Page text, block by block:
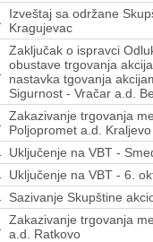
Izveštaj sa održane
Kragujevac
Zaključak o ispravci
obustave trgovanja
nastavka tgovanja
Sigurnost - Vračar a.d.
Zakazivanje trgovanja
Poljopromet a.d. Kraljevo
Uključenje na VBT -
Uključenje na VBT - 6.
Sazivanje Skupštine
Zakazivanje trgovanja
a.d. Ratkovo